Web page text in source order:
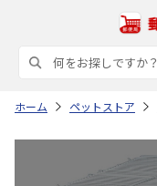
ホーム ペットストア